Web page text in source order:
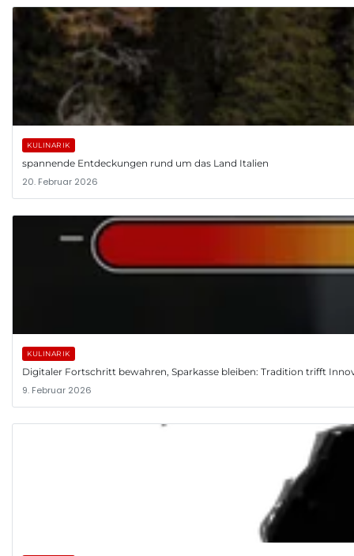
KULINARIK
spannende Entdeckungen rund um das Land Italien
20. Februar 2026
KULINARIK
Digitaler Fortschritt bewahren, Sparkasse bleiben: Tradition trifft
9. Februar 2026